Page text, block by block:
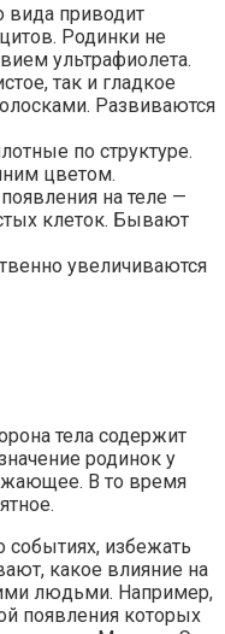
вида приводит
Родинки не
ультрафиолета.
так и гладкое
Развиваются
по структуре.
цветом.
на теле —
клеток. Бывают
увеличиваются
тела содержит
родинок у
В то время
избежать
какое влияние на
людьми. Например,
появления которых